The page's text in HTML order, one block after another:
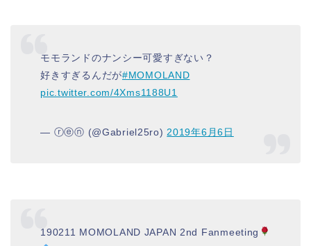
モモランドのナンシー可愛すぎない？
好きすぎるんだが#MOMOLAND
pic.twitter.com/4Xms1188U1
— ⓡⓔⓝ (@Gabriel25ro) 2019年6月6日
190211 MOMOLAND JAPAN 2nd Fanmeeting